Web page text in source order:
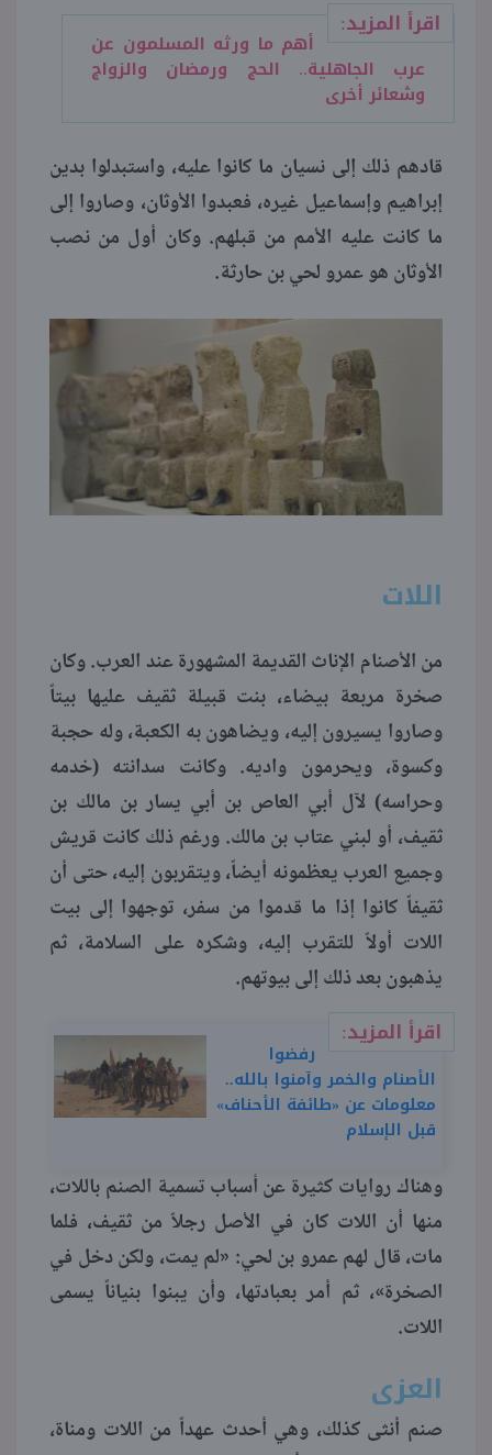
اقرأ المزيد:
أهم ما ورثه المسلمون عن
عرب الجاهلية.. الحج ورمضان والزواج
وشعائر أخرى
قادهم ذلك إلى نسيان ما كانوا عليه، واستبدلوا بدين
إبراهيم وإسماعيل غيره، فعبدوا الأوثان، وصاروا إلى
ما كانت عليه الأمم من قبلهم. وكان أول من نصب
الأوثان هو عمرو لحي بن حارثة.
اللات
من الأصنام الإناث القديمة المشهورة عند العرب. وكان
صخرة مربعة بيضاء، بنت قبيلة ثقيف عليها بيتاً
وصاروا يسيرون إليه، ويضاهون به الكعبة، وله حجبة
وكسوة، ويحرمون واديه. وكانت سدانته (خدمه
وحراسه) لآل أبي العاص بن أبي يسار بن مالك بن
ثقيف، أو لبني عتاب بن مالك. ورغم ذلك كانت قريش
وجميع العرب يعظمونه أيضاً، ويتقربون إليه، حتى أن
ثقيفاً كانوا إذا ما قدموا من سفر، توجهوا إلى بيت
اللات أولاً للتقرب إليه، وشكره على السلامة، ثم
يذهبون بعد ذلك إلى بيوتهم.
اقرأ المزيد:
رفضوا
الأصنام والخمر وآمنوا بالله..
معلومات عن «طائفة الأحناف»
قبل الإسلام
وهناك روايات كثيرة عن أسباب تسمية الصنم باللات،
منها أن اللات كان في الأصل رجلاً من ثقيف، فلما
مات، قال لهم عمرو بن لحي: «لم يمت، ولكن دخل في
الصخرة»، ثم أمر بعبادتها، وأن يبنوا بنياناً يسمى
اللات.
العزى
صنم أنثى كذلك، وهي أحدث عهداً من اللات ومناة،